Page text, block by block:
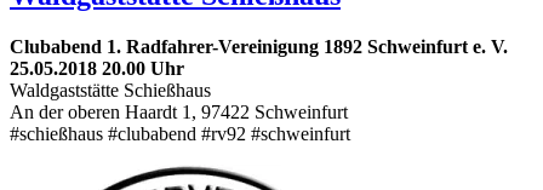
Clubabend 1. Radfahrer-Vereinigung 1892 Schweinfurt e. V.
25.05.2018 20.00 Uhr
Waldgaststätte Schießhaus
An der oberen Haardt 1, 97422 Schweinfurt
#schießhaus #clubabend #rv92 #schweinfurt